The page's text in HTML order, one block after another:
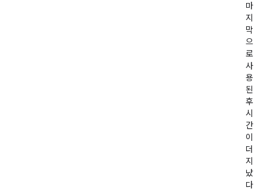
마
지
막
으
로
사
용
된
후
시
간
이
더
지
났
다